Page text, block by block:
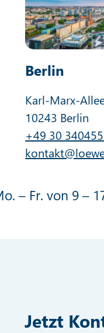
Berlin
Karl-Marx-
10243 Berlin
+49 30
– Fr. von 9 –
Jetzt